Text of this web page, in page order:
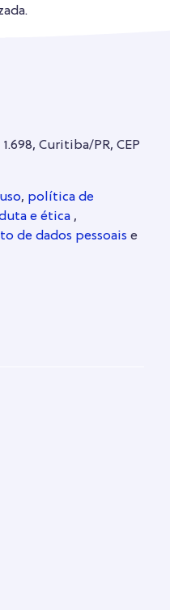
Curitiba/PR, CEP
, política de
e ética ,
de dados pessoais e